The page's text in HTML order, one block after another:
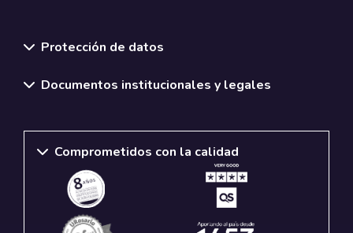
Protección de datos
Documentos institucionales y legales
Comprometidos con la calidad